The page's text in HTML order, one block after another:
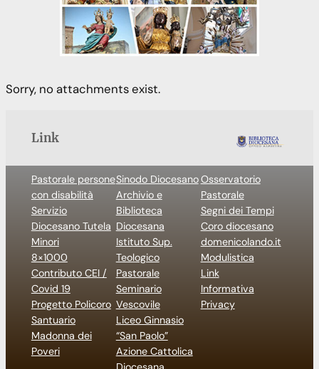
Sorry, no attachments exist.
Link
Pastorale persone
con disabilità
Servizio
Diocesano Tutela
Minori
8×1000
Contributo CEI /
Covid 19
Progetto Policoro
Santuario
Madonna dei
Poveri
Sinodo Diocesano
Archivio e
Biblioteca
Diocesana
Istituto Sup.
Teologico
Pastorale
Seminario
Vescovile
Liceo Ginnasio
“San Paolo”
Azione Cattolica
Osservatorio
Pastorale
Segni dei Tempi
Coro diocesano
domenicolando.it
Modulistica
Link
Informativa
Privacy